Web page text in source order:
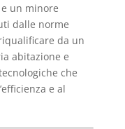
un minore
dalle norme
da un
abitazione e
che
e al